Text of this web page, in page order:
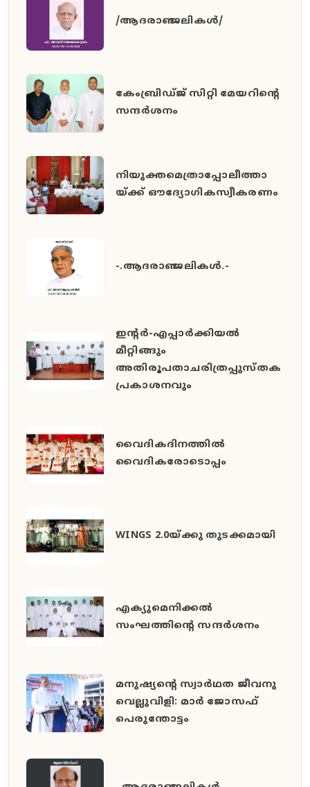
/ആദരാഞ്ജലികൾ/
കേംബ്രിഡ്ജ് സിറ്റി മേയറിൻ്റെ
സന്ദർശനം
നിയുക്തമെത്രാപ്പോലീത്താ
യ്ക്ക് ഔദ്യോഗികസ്വീകരണം
-.ആദരാഞ്ജലികൾ.-
ഇൻ്റർ-എപ്പാർക്കിയൽ
മീറ്റിങ്ങും
അതിരൂപതാചരിത്രപ്പുസ്തക
പ്രകാശനവും
വൈദികദിനത്തിൽ
വൈദികരോടൊപ്പം
WINGS 2.0യ്ക്കു തുടക്കമായി
എക്യുമെനിക്കൽ
സംഘത്തിന്റെ സന്ദർശനം
മനുഷ്യൻ്റെ സ്വാർഥത ജീവനു
വെല്ലുവിളി: മാർ ജോസഫ്
പെരുന്തോട്ടം